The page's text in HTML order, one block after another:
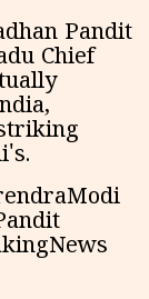
Pandit
Chief